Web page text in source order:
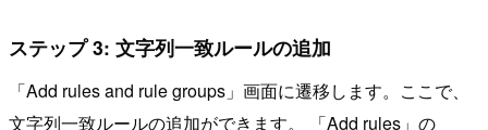
ステップ 3: 文字列一致ルールの追加
「Add rules and rule groups」画面に遷移します。ここで、
文字列一致ルールの追加ができます。 「Add rules」の